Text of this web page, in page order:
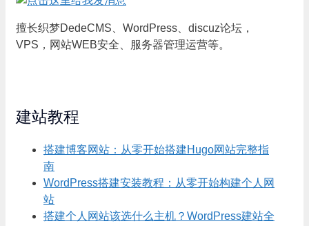
擅长织梦DedeCMS、WordPress、discuz论坛，
VPS，网站WEB安全、服务器管理运营等。
建站教程
搭建博客网站：从零开始搭建Hugo网站完整指
南
WordPress搭建安装教程：从零开始构建个人网
站
搭建个人网站该选什么主机？WordPress建站全